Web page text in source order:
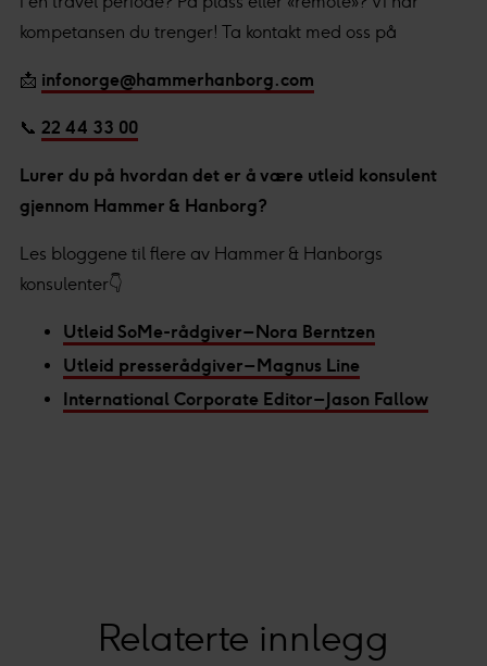
kompetansen du trenger! Ta kontakt med oss på
📩 infonorge@hammerhanborg.com
📞 22 44 33 00
Lurer du på hvordan det er å være utleid konsulent
gjennom Hammer & Hanborg?
Les bloggene til flere av Hammer & Hanborgs
konsulenter👇
Utleid SoMe-rådgiver – Nora Berntzen
Utleid presserådgiver – Magnus Line
International Corporate Editor – Jason Fallow
Relaterte innlegg